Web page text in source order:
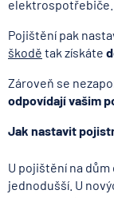
elektrospotřebiče.
Pojištění pak
škodětak získáte
Zároveň se
odpovídají vašim
Jak nastavit
U pojištění na
jednodušší. U